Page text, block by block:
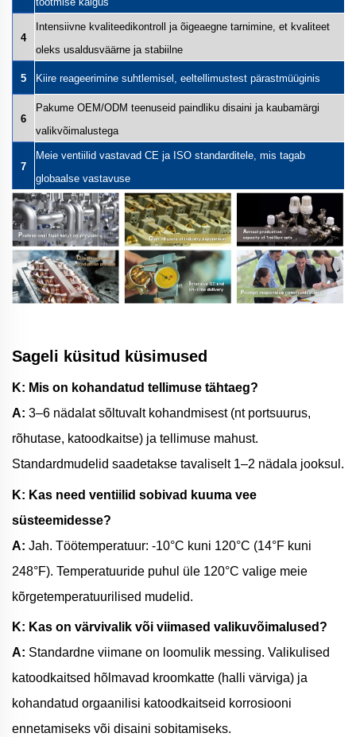
4
Intensiivne kvaliteedikontroll ja õigeaegne tarnimine, et kvaliteet
oleks usaldusväärne ja stabiilne
5 Kiire reageerimine suhtlemisel, eeltellimustest pärastmüüginis
6
Pakume OEM/ODM teenuseid paindliku disaini ja kaubamärgi
valikvõimalustega
7
Meie ventiilid vastavad CE ja ISO standarditele, mis tagab
globaalse vastavuse
Sageli küsitud küsimused
K: Mis on kohandatud tellimuse tähtaeg?
A: 3–6 nädalat sõltuvalt kohandmisest (nt portsuurus,
rõhutase, katoodkaitse) ja tellimuse mahust.
Standardmudelid saadetakse tavaliselt 1–2 nädala jooksul.
K: Kas need ventiilid sobivad kuuma vee
süsteemidesse?
A: Jah. Töötemperatuur: -10°C kuni 120°C (14°F kuni
248°F). Temperatuuride puhul üle 120°C valige meie
kõrgetemperatuurilised mudelid.
K: Kas on värvivalik või viimased valikuvõimalused?
A: Standardne viimane on loomulik messing. Valikulised
katoodkaitsed hõlmavad kroomkatte (halli värviga) ja
kohandatud orgaanilisi katoodkaitseid korrosiooni
ennetamiseks või disaini sobitamiseks.